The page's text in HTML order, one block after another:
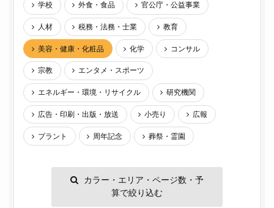
学校 外食・食品 官公庁・公益事業
人材 税務・法務・士業 教育
美容・健康・化粧品 化学 コンサル
宗教 エンタメ・スポーツ
エネルギー・環境・リサイクル 研究機関
広告・印刷・出版・放送 小売り 広報
プラント 周年記念 葬祭・霊園
カラー・エリア・ページ数・予
算で絞り込む